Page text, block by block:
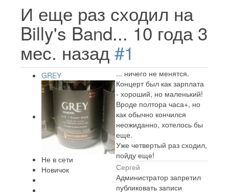
И еще раз сходил на
Billy's Band... 10 года 3
мес. назад #1
GREY
Не в сети
Новичок
... ничего не менятся.
Концерт был как зарплата
- хороший, но маленький!
Вроде полтора часа+, но
как обычно кончился
неожиданно, хотелось бы
еще.
Уже четвертый раз сходил,
пойду еще!
Сергей
Администратор запретил
публиковать записи